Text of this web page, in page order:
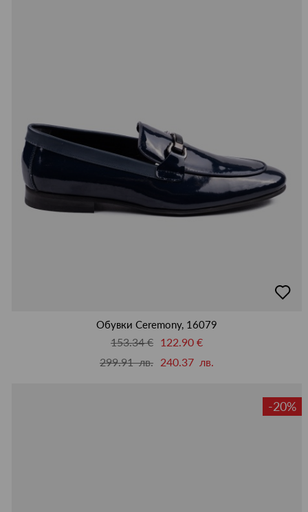
в
Обувки Ceremony, 16079
153.34 € 122.90 €
299.91 лв. 240.37 лв.
-20%